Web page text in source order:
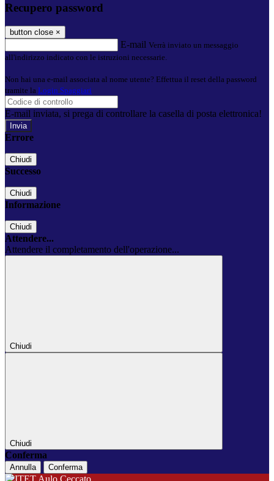
Recupero password
button close ×
E-mail Verrà inviato un messaggio
all'indirizzo indicato con le istruzioni necessarie.
Non hai una e-mail associata al nome utente? Effettua il reset della password
tramite la Login Spaggiari
E-mail inviata, si prega di controllare la casella di posta elettronica!
Errore
Chiudi
Successo
Chiudi
Informazione
Chiudi
Attendere...
Attendere il completamento dell'operazione...
Chiudi
Chiudi
Conferma
Annulla Conferma